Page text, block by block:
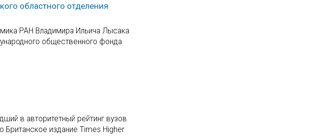
областного отделения
РАН Владимира Ильича Лысака
общественного фонда
в авторитетный рейтинг вузов
Британское издание Times Higher